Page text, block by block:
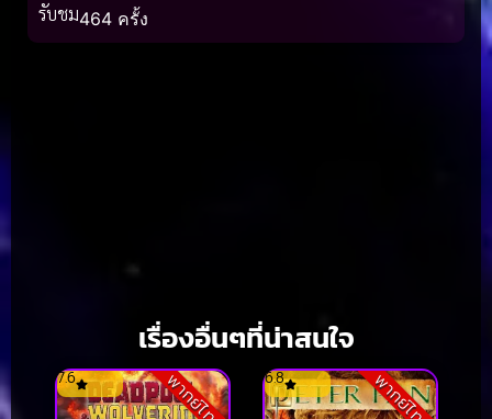
รับชม464 ครั้ง
เรื่องอื่นๆที่น่าสนใจ
พากย์ไทย
7.6 พากย์ไทย
6.8